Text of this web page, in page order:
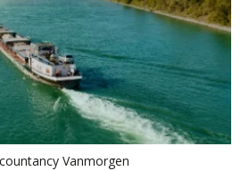
Vanmorgen
Schaalbaar IT-beheer sluit naadloos
aan bij het snelgroeiende Reanda
Govers bouwt aan een volwassen
digitaal fundament voor governance,
security en AI
Van najagen naar verwerken:
waarom vraagposten je proces
blokkeren (en hoe je dat stopt)
Food – Uden
Food – Heythuysen